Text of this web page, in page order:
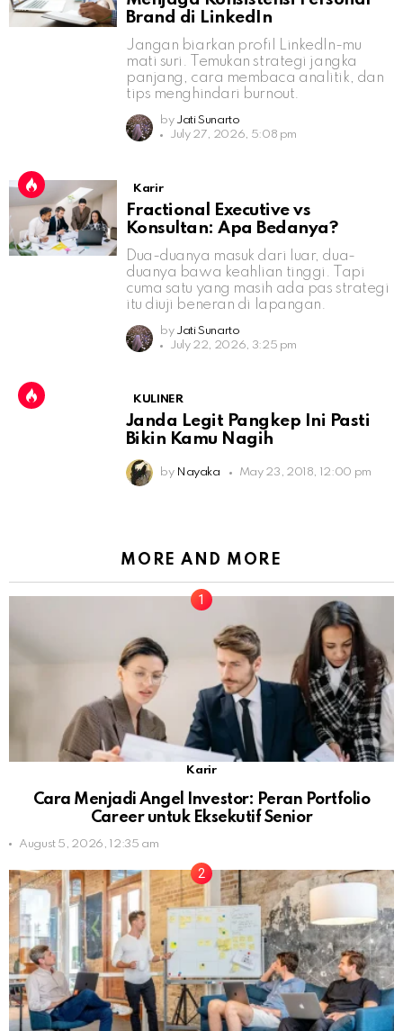
Brand di LinkedIn
Jangan biarkan profil LinkedIn-mu
mati suri. Temukan strategi jangka
panjang, cara membaca analitik, dan
tips menghindari burnout.
by Jati Sunarto
July 27, 2026, 5:08 pm
Karir
Fractional Executive vs
Konsultan: Apa Bedanya?
Dua-duanya masuk dari luar, dua-
duanya bawa keahlian tinggi. Tapi
cuma satu yang masih ada pas strategi
itu diuji beneran di lapangan.
by Jati Sunarto
July 22, 2026, 3:25 pm
KULINER
Janda Legit Pangkep Ini Pasti
Bikin Kamu Nagih
by Nayaka May 23, 2018, 12:00 pm
MORE AND MORE
Karir
Cara Menjadi Angel Investor: Peran Portfolio
Career untuk Eksekutif Senior
August 5, 2026, 12:35 am